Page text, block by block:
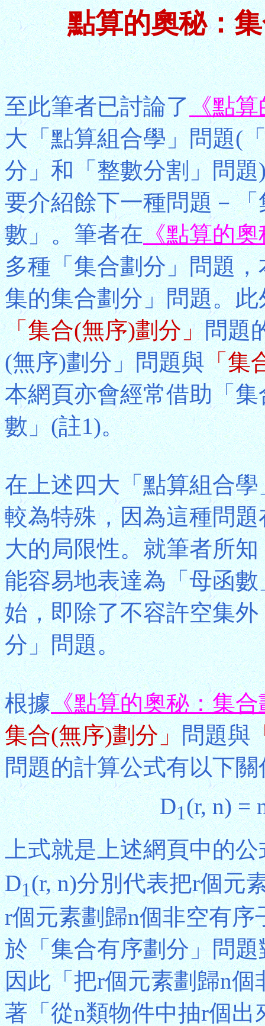
點算的奧秘：
至此筆者已討論了《點算
大「點算組合學」問題(
分」和「整數分割」問
要介紹餘下一種問題－
數」。筆者在《點算的
多種「集合劃分」問題
集的集合劃分」問題。
「集合(無序)劃分」問題
(無序)劃分」問題與「集
本網頁亦會經常借助「
數」(註1)。
在上述四大「點算組合
較為特殊，因為這種問
大的局限性。就筆者所
能容易地表達為「母函
始，即除了不容許空集
分」問題。
根據《點算的奧秘：集
集合(無序)劃分」問題與
問題的計算公式有以下關
D1(r, n) =
上式就是上述網頁中的
D1(r, n)分別代表把r個元
r個元素劃歸n個非空有
於「集合有序劃分」問
因此「把r個元素劃歸n
著「從n類物件中抽r個